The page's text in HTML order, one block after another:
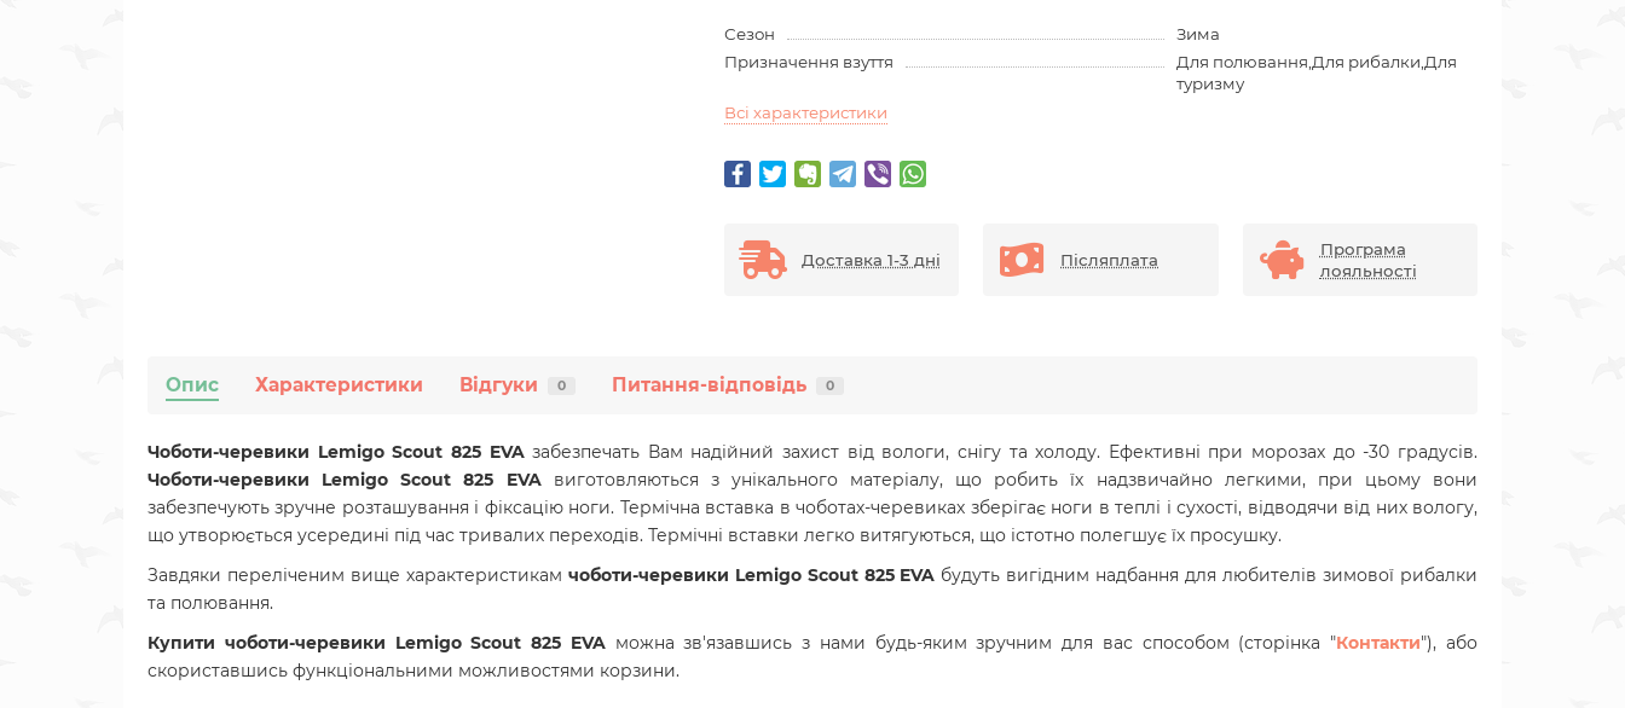
Сезон
Зима
Призначення взуття
Для полювання,Для рибалки,Для
туризму
Всі характеристики
Доставка 1-3 дні Післяплата
Програма
лояльності
Опис Характеристики Відгуки 0 Питання-відповідь 0
Чоботи-черевики Lemigo Scout 825 EVAзабезпечать Вам надійний захист від вологи, снігу та холоду. Ефективні при морозах до -30 градусів.
Чоботи-черевики Lemigo Scout 825 EVAвиготовляються з унікального матеріалу, що робить їх надзвичайно легкими, при цьому вони
забезпечують зручне розташування і фіксацію ноги. Термічна вставка в чоботах-черевиках зберігає ноги в теплі і сухості, відводячи від них вологу,
що утворюється усередині під час тривалих переходів. Термічні вставки легко витягуються, що істотно полегшує їх просушку.
Завдяки переліченим вище характеристикам чоботи-черевики Lemigo Scout 825 EVA будуть вигідним надбання для любителів зимової рибалки
та полювання.
Купити чоботи-черевики Lemigo Scout 825 EVAможна зв'язавшись з нами будь-яким зручним для вас способом (сторінка "Контакти"), або
скориставшись функціональними можливостями корзини.